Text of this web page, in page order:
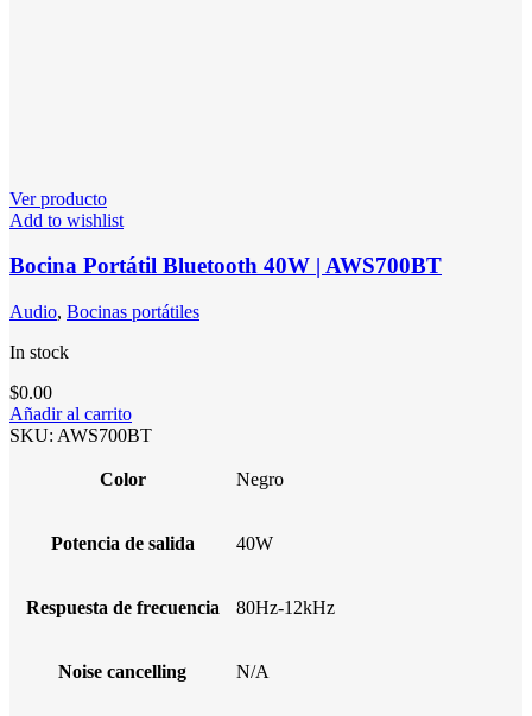
Ver producto
Add to wishlist
Bocina Portátil Bluetooth 40W | AWS700BT
Audio, Bocinas portátiles
In stock
$0.00
Añadir al carrito
SKU: AWS700BT
Color Negro
Potencia de salida 40W
Respuesta de frecuencia 80Hz-12kHz
Noise cancelling N/A